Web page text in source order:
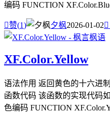
编码 FUNCTION
赞(1) 夕枫2026-01-02
XF.Color.Yellow
语法作用 返回黄色的十六进
函数代码 该函数的实现代码
色编码 FUNCTION